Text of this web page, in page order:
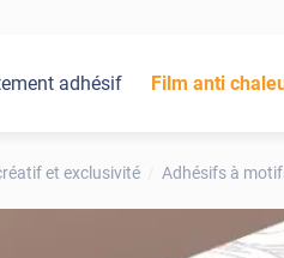
adhésif Film anti
et exclusivité Adhésifs à